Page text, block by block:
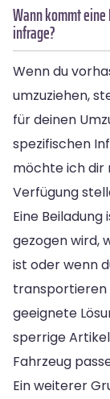
Wann kommt
infrage?
Wenn du
umzuziehen,
für deinen
spezifischen
möchte ich dir
Verfügung
Eine
gezogen wird,
ist oder wenn
transportieren
geeignete
sperrige
Fahrzeug
Ein weiterer